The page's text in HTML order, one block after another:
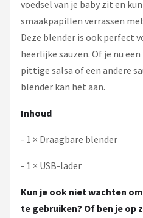
voedsel van je baby zit en
smaakpapillen verrassen
Deze blender is ook perfect
heerlijke sauzen. Of je nu
pittige salsa of een andere
blender kan het aan.
Inhoud
- 1 × Draagbare blender
- 1 × USB-lader
Kun je ook niet wachten
te gebruiken? Of ben je op